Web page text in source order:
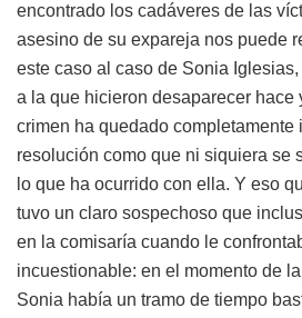
encontrado los cadáveres de las
asesino de su expareja nos puede
este caso al caso de Sonia
a la que hicieron desaparecer hace
crimen ha quedado completamente
resolución como que ni siquiera se
lo que ha ocurrido con ella. Y eso
tuvo un claro sospechoso que
en la comisaría cuando le
incuestionable: en el momento de
Sonia había un tramo de tiempo